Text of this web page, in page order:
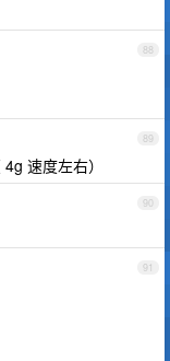
88
89
速度左右）
90
91